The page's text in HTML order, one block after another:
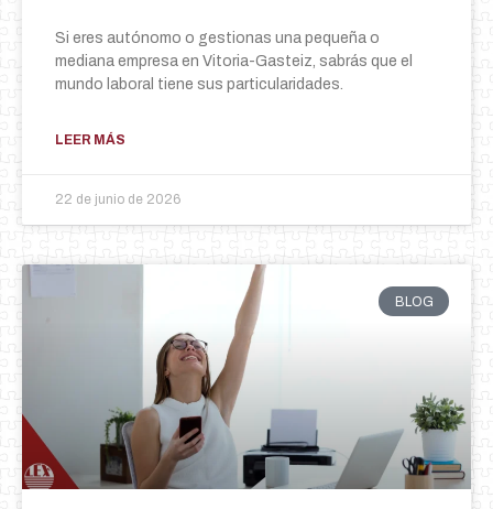
Si eres autónomo o gestionas una pequeña o
mediana empresa en Vitoria-Gasteiz, sabrás que el
mundo laboral tiene sus particularidades.
LEER MÁS
22 de junio de 2026
BLOG